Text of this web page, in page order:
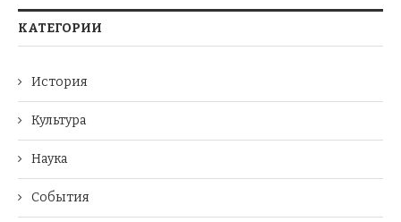
КАТЕГОРИИ
История
Культура
Наука
События